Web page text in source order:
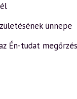
ünnepe
Én-tudat